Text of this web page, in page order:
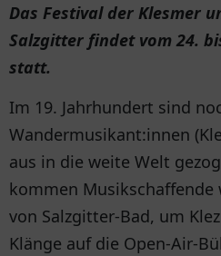
Das Festival der Klesmer
Salzgitter findet vom 24.
statt.
Im 19. Jahrhundert sind
Wandermusikant:innen
aus in die weite Welt
kommen
von Salzgitter-Bad, um
Klänge auf die Open-Air-